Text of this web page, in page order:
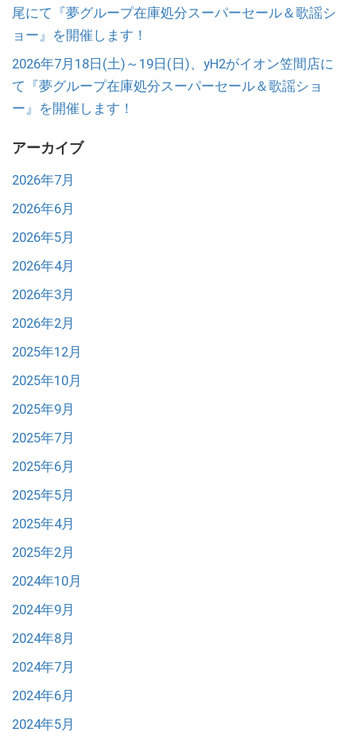
尾にて『夢グループ在庫処分スーパーセール＆歌謡シ
ョー』を開催します！
2026年7月18日(土)～19日(日)、yH2がイオン笠間店に
て『夢グループ在庫処分スーパーセール＆歌謡ショ
ー』を開催します！
アーカイブ
2026年7月
2026年6月
2026年5月
2026年4月
2026年3月
2026年2月
2025年12月
2025年10月
2025年9月
2025年7月
2025年6月
2025年5月
2025年4月
2025年2月
2024年10月
2024年9月
2024年8月
2024年7月
2024年6月
2024年5月